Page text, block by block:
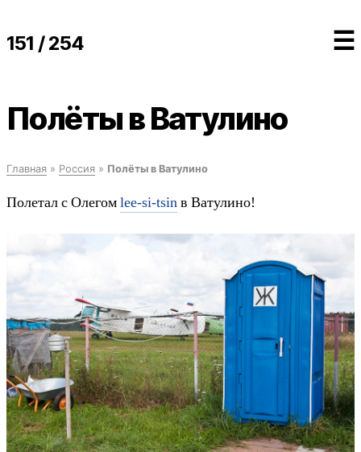
151 / 254 ☰
Полёты в Ватулино
Главная » Россия » Полёты в Ватулино
Полетал с Олегомlee-si-tsinв Ватулино!